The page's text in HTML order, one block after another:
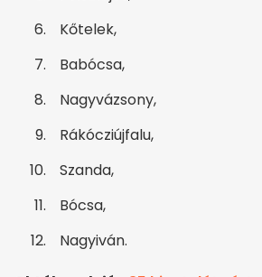
Kőtelek,
Babócsa,
Nagyvázsony,
Rákócziújfalu,
Szanda,
Bócsa,
Nagyiván.